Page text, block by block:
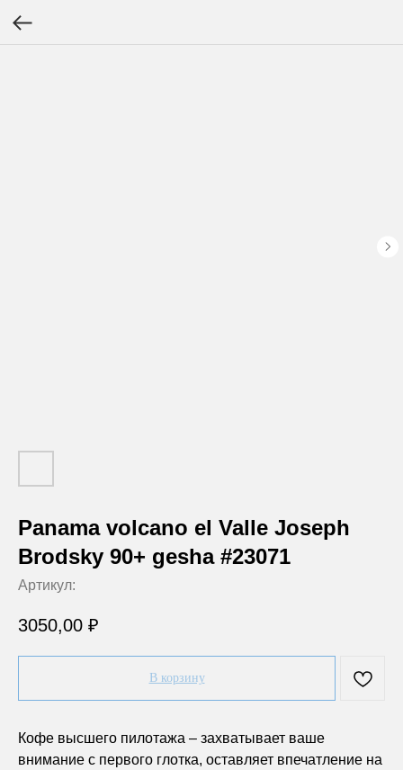
Panama volcano el Valle Joseph
Brodsky 90+ gesha #23071
Артикул:
3050,00 ₽
В корзину
Кофе высшего пилотажа – захватывает ваше
внимание с первого глотка, оставляет впечатление на